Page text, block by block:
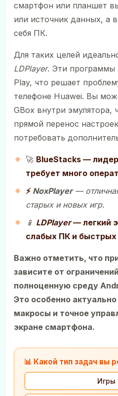
смартфон или планшет
или источник данных, а
себя ПК.
Для таких целей
LDPlayer. Эти программы
Play, что решает
телефоне Huawei. Вы
GBox внутри эмулятора,
прямой перенос
потребовать
🚀 BlueStacks —
требует много
⚡ NoxPlayer—
старых и новых игр.
📱 LDPlayer— легкий
слабых ПК и быстрых
Важно отметить, что
зависите от ограничений
полноценную среду
Это особенно
макросы и точное
экране смартфона.
📊 Какой тип задач вы
Игры